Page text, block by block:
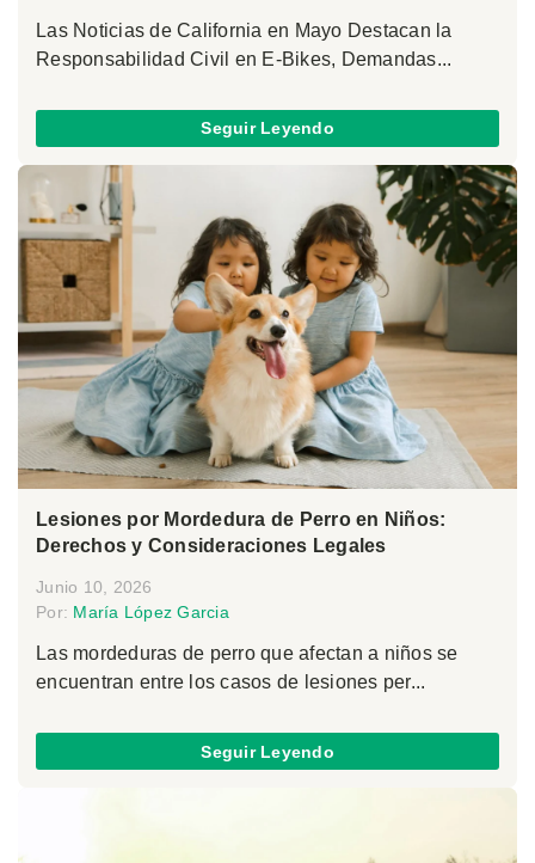
Las Noticias de California en Mayo Destacan la
Responsabilidad Civil en E-Bikes, Demandas...
Seguir Leyendo
Lesiones por Mordedura de Perro en Niños:
Derechos y Consideraciones Legales
Junio 10, 2026
Por: María López Garcia
Las mordeduras de perro que afectan a niños se
encuentran entre los casos de lesiones per...
Seguir Leyendo